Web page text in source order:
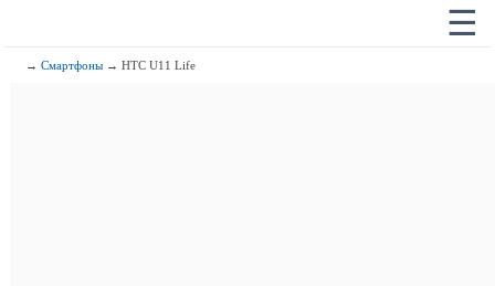
☰
→Смартфоны → HTC U11 Life